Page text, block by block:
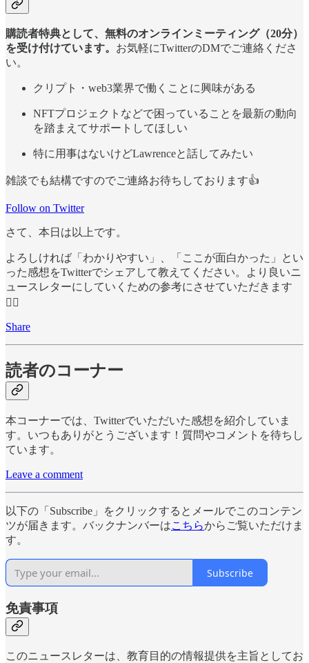
購読者特典として、無料のオンラインミーティング（20分）
を受け付けています。 お気軽にTwitterのDMでご連絡くださ
い。
クリプト・web3業界で働くことに興味がある
NFTプロジェクトなどで困っていることを最新の動向
を踏まえてサポートしてほしい
特に用事はないけどLawrenceと話してみたい
雑談でも結構ですのでご連絡お待ちしております👍
Follow on Twitter
さて、本日は以上です。
よろしければ「わかりやすい」、「ここが面白かった」とい
った感想をTwitterでシェアして教えてください。より良いニ
ュースレターにしていくための参考にさせていただきます
🙇‍♂️
Share
読者のコーナー
本コーナーでは、Twitterでいただいた感想を紹介していま
す。いつもありがとうございます！質問やコメントを待ちし
ています。
Leave a comment
以下の「Subscribe」をクリックするとメールでこのコンテン
ツが届きます。バックナンバーはこちらからご覧いただけま
す。
Subscribe
免責事項
このニュースレターは、教育目的の情報提供を主旨としてお